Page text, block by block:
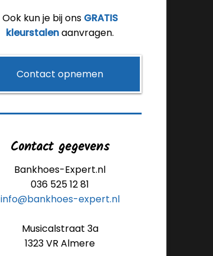
Ook kun je bij ons GRATIS
kleurstalenaanvragen.
Contact opnemen
Contact gegevens
Bankhoes-Expert.nl
036 525 12 81
info@bankhoes-expert.nl
Musicalstraat 3a
1323 VR Almere